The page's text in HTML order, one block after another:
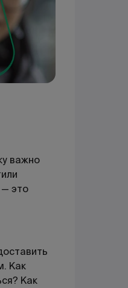
важно
— это
Как
Как